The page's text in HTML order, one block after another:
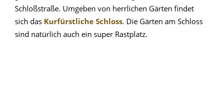
Schloßstraße. Umgeben von herrlichen Gärten findet
sich das Kurfürstliche Schloss. Die Gärten am Schloss
sind natürlich auch ein super Rastplatz.